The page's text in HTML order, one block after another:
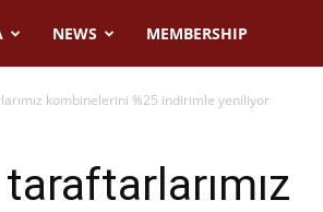
NEWS MEMBERSHIP
kombinelerini %25 indirimle yeniliyor